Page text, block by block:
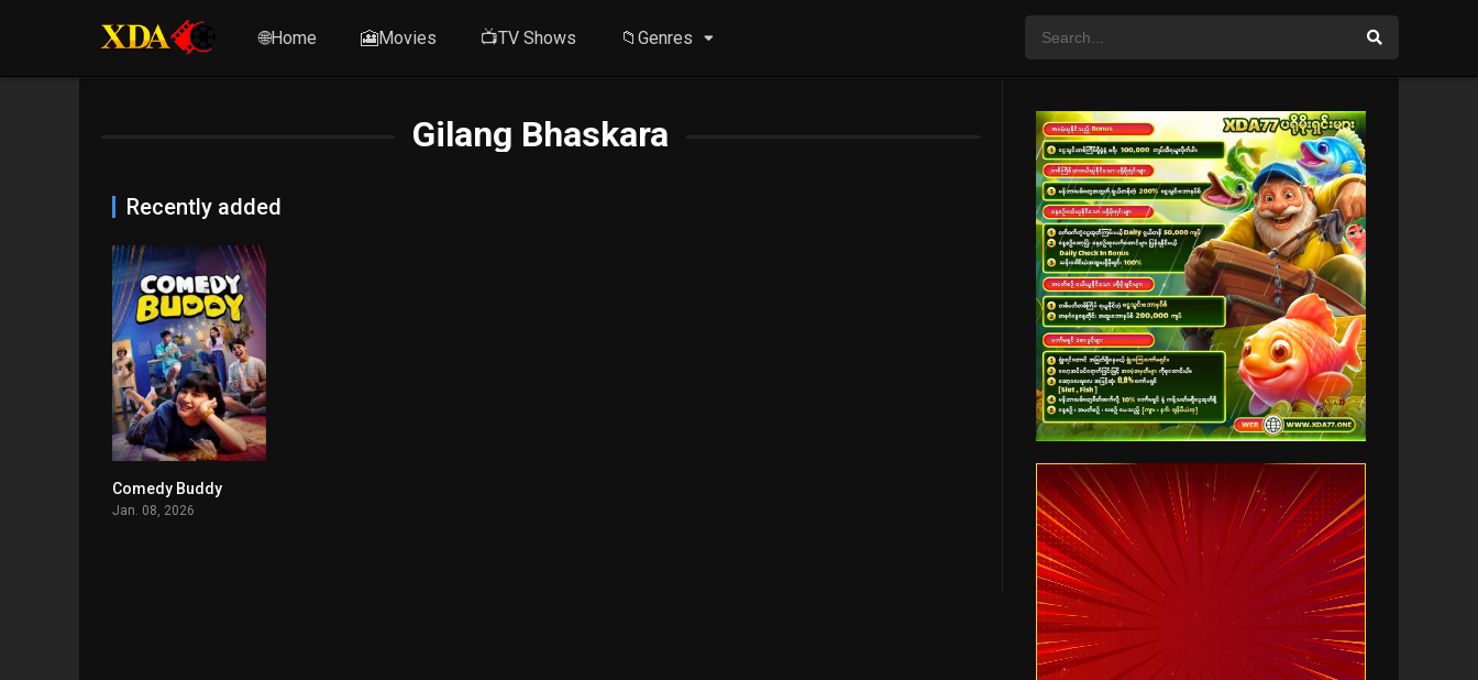
🌐Home 🎦Movies 📺TV Shows 📁Genres
Gilang Bhaskara
Recently added
Comedy Buddy
Jan. 08, 2026